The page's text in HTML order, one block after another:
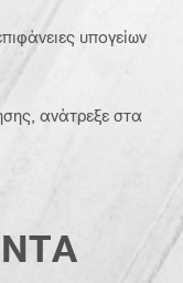
υπογείων
ανάτρεξε στα